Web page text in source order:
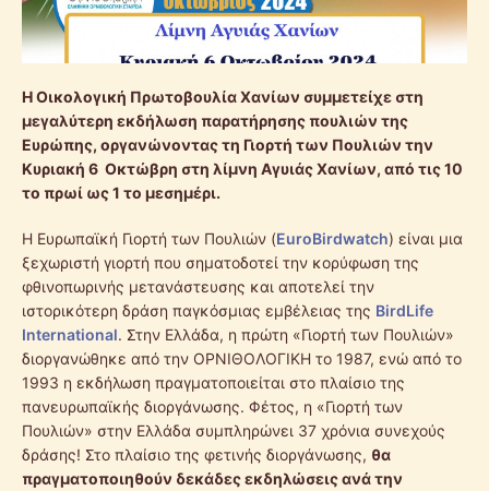
Η Οικολογική Πρωτοβουλία Χανίων συμμετείχε στη
μεγαλύτερη εκδήλωση παρατήρησης πουλιών της
Ευρώπης, οργανώνοντας τη Γιορτή των Πουλιών την
Κυριακή 6 Οκτώβρη στη λίμνη Αγυιάς Χανίων, από τις 10
το πρωί ως 1 το μεσημέρι.
Η Ευρωπαϊκή Γιορτή των Πουλιών (EuroBirdwatch) είναι μια
ξεχωριστή γιορτή που σηματοδοτεί την κορύφωση της
φθινοπωρινής μετανάστευσης και αποτελεί την
ιστορικότερη δράση παγκόσμιας εμβέλειας της BirdLife
International. Στην Ελλάδα, η πρώτη «Γιορτή των Πουλιών»
διοργανώθηκε από την ΟΡΝΙΘΟΛΟΓΙΚΗ το 1987, ενώ από το
1993 η εκδήλωση πραγματοποιείται στο πλαίσιο της
πανευρωπαϊκής διοργάνωσης. Φέτος, η «Γιορτή των
Πουλιών» στην Ελλάδα συμπληρώνει 37 χρόνια συνεχούς
δράσης! Στο πλαίσιο της φετινής διοργάνωσης, θα
πραγματοποιηθούν δεκάδες εκδηλώσεις ανά την